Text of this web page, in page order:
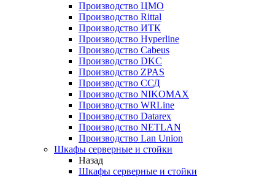
Производство ЦМО
Производство Rittal
Производство ИТК
Производство Hyperline
Производство Cabeus
Производство DKC
Производство ZPAS
Производство ССД
Производство NIKOMAX
Производство WRLine
Производство Datarex
Производство NETLAN
Производство Lan Union
Шкафы серверные и стойки
Назад
Шкафы серверные и стойки